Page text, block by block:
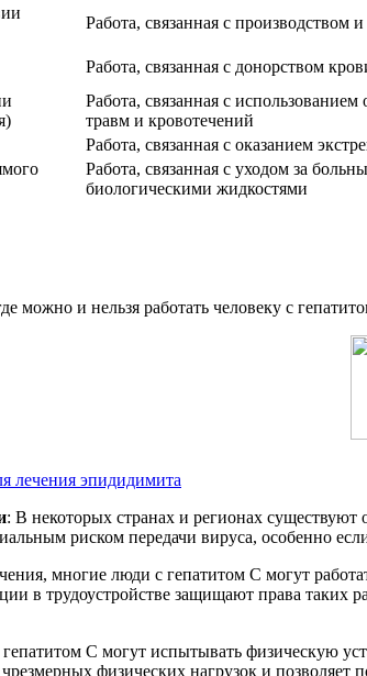
Работа, связанная с производством
Работа, связанная с донорством
Работа, связанная с
травм и кровотечений
Работа, связанная с оказанием
Работа, связанная с уходом за
биологическими жидкостями
можно и нельзя работать человеку с
лечения эпидидимита
: В некоторых странах и регионах
риском передачи вируса, особенно
многие люди с гепатитом С могут
в трудоустройстве защищают права таких
С могут испытывать физическую
чрезмерных физических нагрузок и